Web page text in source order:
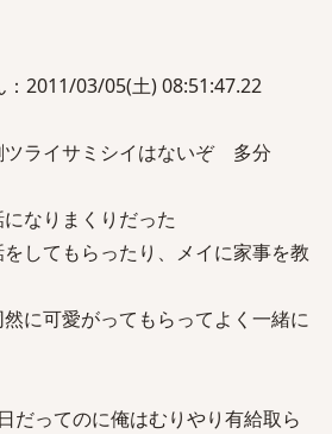
2011/03/05(土) 08:51:47.22
ツライサミシイはないぞ 多分
なりまくりだった
してもらったり、メイに家事を教
に可愛がってもらってよく一緒に
だってのに俺はむりやり有給取ら